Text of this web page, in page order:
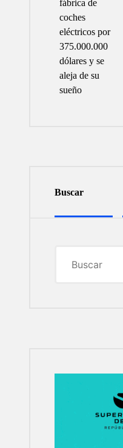
fábrica de
coches
eléctricos por
375.000.000
dólares y se
aleja de su
sueño
Buscar